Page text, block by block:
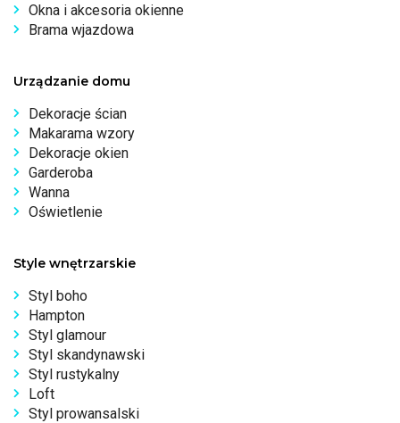
Okna i akcesoria okienne
Brama wjazdowa
Urządzanie domu
Dekoracje ścian
Makarama wzory
Dekoracje okien
Garderoba
Wanna
Oświetlenie
Style wnętrzarskie
Styl boho
Hampton
Styl glamour
Styl skandynawski
Styl rustykalny
Loft
Styl prowansalski